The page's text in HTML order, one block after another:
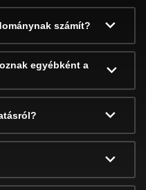
számít?
egyébként a